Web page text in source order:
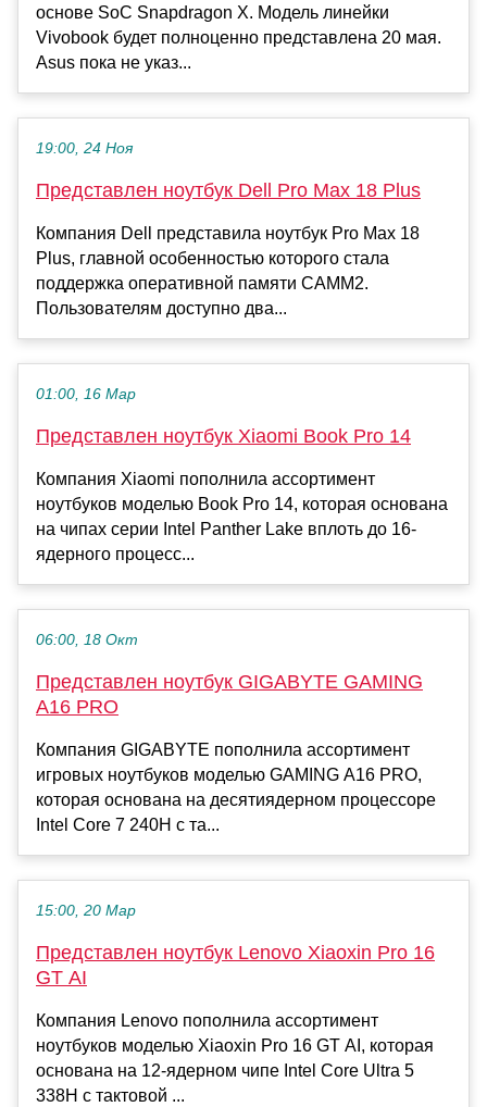
основе SoC Snapdragon X. Модель линейки
Vivobook будет полноценно представлена 20 мая.
Asus пока не указ...
19:00, 24 Ноя
Представлен ноутбук Dell Pro Max 18 Plus
Компания Dell представила ноутбук Pro Max 18
Plus, главной особенностью которого стала
поддержка оперативной памяти CAMM2.
Пользователям доступно два...
01:00, 16 Мар
Представлен ноутбук Xiaomi Book Pro 14
Компания Xiaomi пополнила ассортимент
ноутбуков моделью Book Pro 14, которая основана
на чипах серии Intel Panther Lake вплоть до 16-
ядерного процесс...
06:00, 18 Окт
Представлен ноутбук GIGABYTE GAMING
A16 PRO
Компания GIGABYTE пополнила ассортимент
игровых ноутбуков моделью GAMING A16 PRO,
которая основана на десятиядерном процессоре
Intel Core 7 240H с та...
15:00, 20 Мар
Представлен ноутбук Lenovo Xiaoxin Pro 16
GT AI
Компания Lenovo пополнила ассортимент
ноутбуков моделью Xiaoxin Pro 16 GT AI, которая
основана на 12-ядерном чипе Intel Core Ultra 5
338H с тактовой ...